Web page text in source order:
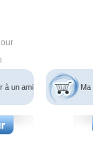
à un ami Ma